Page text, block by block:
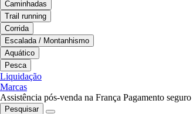
Caminhadas
Trail running
Corrida
Escalada / Montanhismo
Aquático
Pesca
Liquidação
Marcas
Assistência pós-venda na França Pagamento seguro
Pesquisar